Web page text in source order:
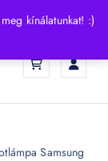
kínálatunkat! :)
Samsung